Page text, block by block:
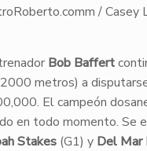
/ Casey
Bob Baffert
metros) a
El campeón
en todo momento. Se
Stakes(G1) y Del Mar